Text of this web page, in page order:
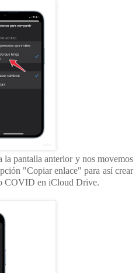
la pantalla anterior y nos movemos
"Copiar enlace" para así crear
COVID en iCloud Drive.